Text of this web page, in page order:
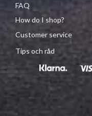
FAQ
How do I shop?
Customer service
Tips och råd